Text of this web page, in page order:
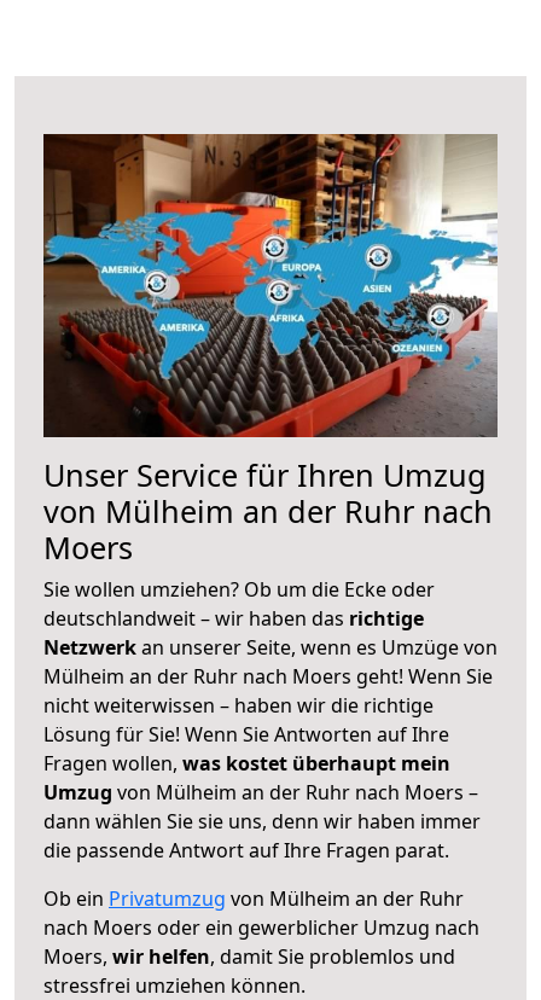
Unser Service für Ihren Umzug
von Mülheim an der Ruhr nach
Moers
Sie wollen umziehen? Ob um die Ecke oder
deutschlandweit – wir haben das richtige
Netzwerkan unserer Seite, wenn es Umzüge von
Mülheim an der Ruhr nach Moers geht! Wenn Sie
nicht weiterwissen – haben wir die richtige
Lösung für Sie! Wenn Sie Antworten auf Ihre
Fragen wollen, was kostet überhaupt mein
Umzug von Mülheim an der Ruhr nach Moers –
dann wählen Sie sie uns, denn wir haben immer
die passende Antwort auf Ihre Fragen parat.
Ob ein Privatumzug von Mülheim an der Ruhr
nach Moers oder ein gewerblicher Umzug nach
Moers, wir helfen, damit Sie problemlos und
stressfrei umziehen können.